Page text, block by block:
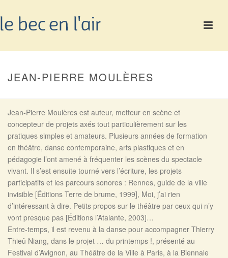
JEAN-PIERRE MOULÈRES
Jean-Pierre Moulères est auteur, metteur en scène et
concepteur de projets axés tout particulièrement sur les
pratiques simples et amateurs. Plusieurs années de formation
en théâtre, danse contemporaine, arts plastiques et en
pédagogie l’ont amené à fréquenter les scènes du spectacle
vivant. Il s’est ensuite tourné vers l’écriture, les projets
participatifs et les parcours sonores : Rennes, guide de la ville
invisible [Éditions Terre de brume, 1999], Moi, j’ai rien
d’intéressant à dire. Petits propos sur le théâtre par ceux qui n’y
vont presque pas [Éditions l’Atalante, 2003]…
Entre-temps, il est revenu à la danse pour accompagner Thierry
Thieû Niang, dans le projet … du printemps !, présenté au
Festival d’Avignon, au Théâtre de la Ville à Paris, à la Biennale